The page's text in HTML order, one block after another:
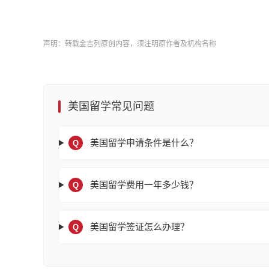
声明：转载金吉列原创内容，须注明原作者及机构名称
美国留学常见问题
Q 美国留学申请条件是什么？
Q 美国留学费用一年多少钱？
Q 美国留学签证怎么办理？